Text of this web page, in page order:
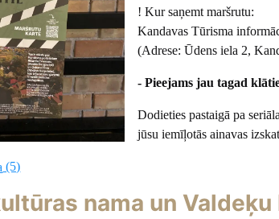
! Kur saņemt maršrutu:
Kandavas Tūrisma
(Adrese: Ūdens iela 2,
- Pieejams jau tagad
Dodieties pastaigā pa
jūsu iemīļotās ainavas
(5)
nama un